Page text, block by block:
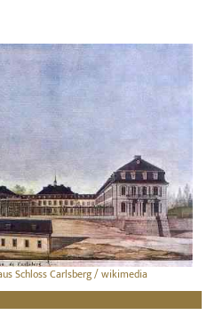
Schloss Carlsberg / wikimedia